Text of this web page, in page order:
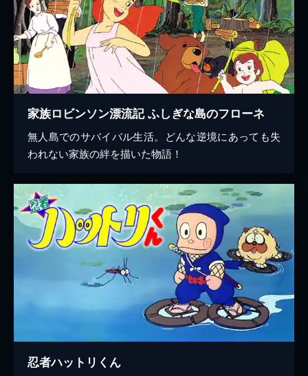
家族ロビンソン漂流記 ふしぎな島のフローネ
無人島でのサバイバル生活。どんな逆境にあっても失
われない家族の絆を描いた物語！
忍者ハットリくん